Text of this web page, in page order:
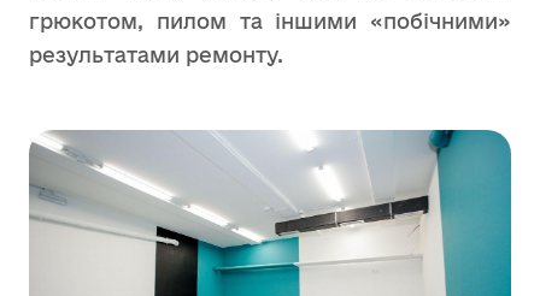
грюкотом, пилом та іншими «побічними»
результатами ремонту.